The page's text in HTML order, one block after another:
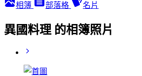
相簿 部落格 名片
異國料理 的相簿照片